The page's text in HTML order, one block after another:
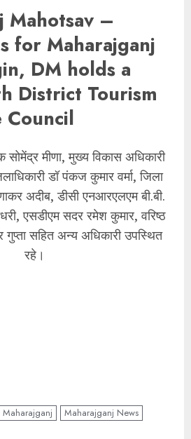
Mahotsav –
for Maharajganj
DM holds a
District Tourism
मीणा, मुख्य विकास अधिकारी
डॉ पंकज कुमार वर्मा, जिला
अदीब, डीसी एनआरएलएम बी.बी.
एसडीएम सदर रमेश कुमार, वरिष्ठ
गुप्ता सहित अन्य अधिकारी उपस्थित
रहे।
Maharajganj
Maharajganj News